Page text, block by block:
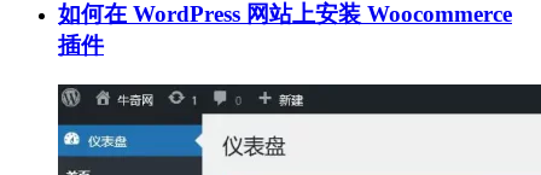
如何在 WordPress 网站上安装 Woocommerce
插件